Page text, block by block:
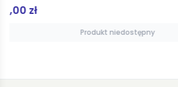
69,99 zł
Produkt niedostępny